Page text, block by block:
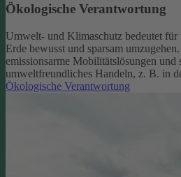
Ökologische Verantwortung
Umwelt- und Klimaschutz bedeutet für
Erde bewusst und sparsam
emissionsarme Mobilitätslösungen
umweltfreundliches Handeln, z. B. in
Ökologische Verantwortung